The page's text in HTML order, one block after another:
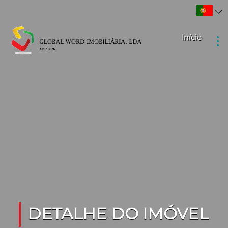
Início
DETALHE DO IMÓVEL